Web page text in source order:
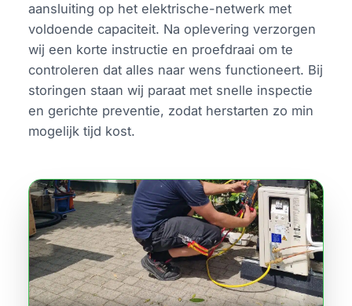
aansluiting op het elektrische-netwerk met
voldoende capaciteit. Na oplevering verzorgen
wij een korte instructie en proefdraai om te
controleren dat alles naar wens functioneert. Bij
storingen staan wij paraat met snelle inspectie
en gerichte preventie, zodat herstarten zo min
mogelijk tijd kost.